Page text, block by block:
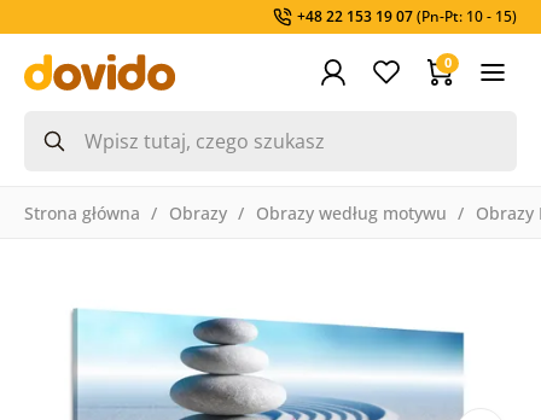
+48 22 153 19 07(Pn-Pt: 10 - 15)
0
Strona główna Obrazy Obrazy według motywu Obrazy